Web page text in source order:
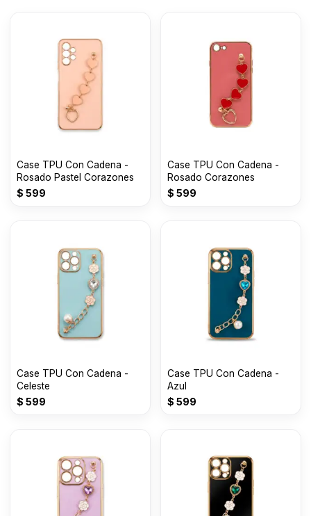
Case TPU Con Cadena -
Rosado Pastel Corazones
$ 599
Case TPU Con Cadena -
Rosado Corazones
$ 599
Case TPU Con Cadena -
Celeste
$ 599
Case TPU Con Cadena -
Azul
$ 599